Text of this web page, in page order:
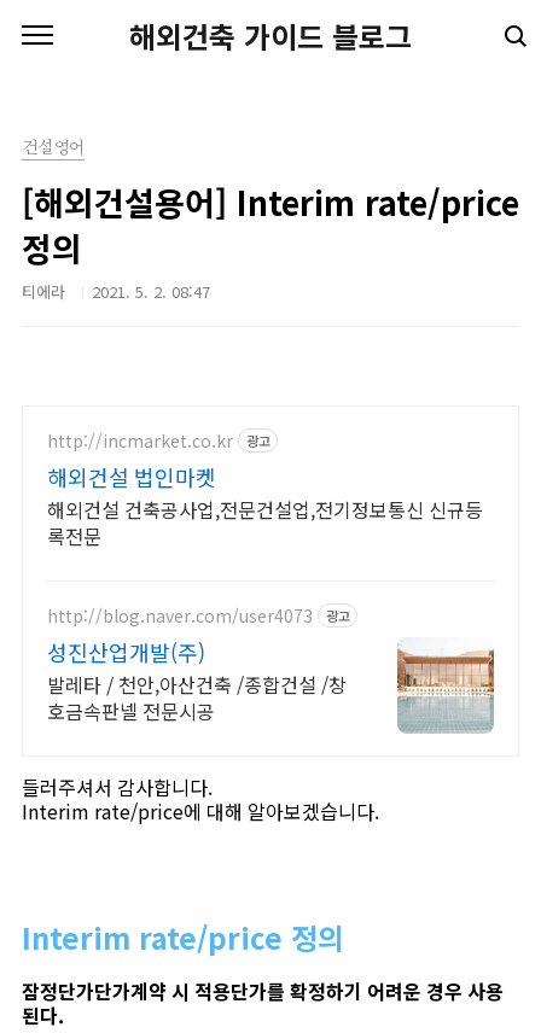
해외건축 가이드 블로그
건설영어
[해외건설용어] Interim rate/price
정의
티에라 2021. 5. 2. 08:47
http://incmarket.co.kr 광고
해외건설 법인마켓
해외건설 건축공사업,전문건설업,전기정보통신 신규등
록전문
http://blog.naver.com/user4073 광고
성진산업개발(주)
발레타 / 천안,아산건축 /종합건설 /창
호금속판넬 전문시공
들러주셔서 감사합니다.
Interim rate/price에 대해 알아보겠습니다.
Interim rate/price 정의
잠정단가단가계약 시 적용단가를 확정하기 어려운 경우 사용
된다.